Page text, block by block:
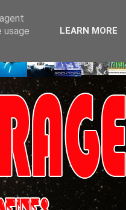
usage
LEARN MORE